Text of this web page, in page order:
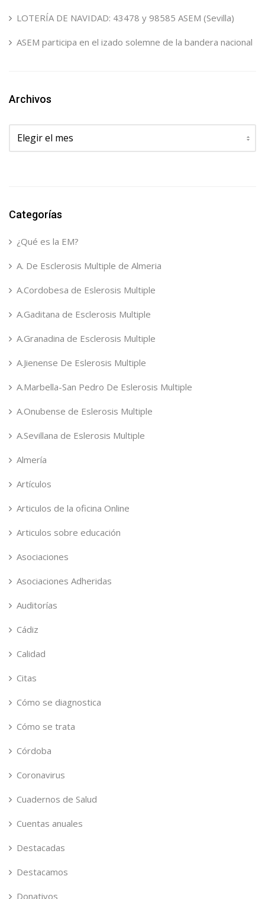
LOTERÍA DE NAVIDAD: 43478 y 98585 ASEM (Sevilla)
ASEM participa en el izado solemne de la bandera nacional
Archivos
Archivos
Categorías
¿Qué es la EM?
A. De Esclerosis Multiple de Almeria
A.Cordobesa de Eslerosis Multiple
A.Gaditana de Esclerosis Multiple
A.Granadina de Esclerosis Multiple
A.Jienense De Eslerosis Multiple
A.Marbella-San Pedro De Eslerosis Multiple
A.Onubense de Eslerosis Multiple
A.Sevillana de Eslerosis Multiple
Almería
Artículos
Articulos de la oficina Online
Articulos sobre educación
Asociaciones
Asociaciones Adheridas
Auditorías
Cádiz
Calidad
Citas
Cómo se diagnostica
Cómo se trata
Córdoba
Coronavirus
Cuadernos de Salud
Cuentas anuales
Destacadas
Destacamos
Donativos